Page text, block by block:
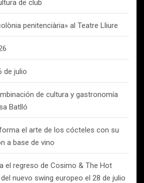
de club
penitenciària» al Teatre Lliure
de julio
de cultura y gastronomía
Batlló
el arte de los cócteles con su
a base de vino
el regreso de Cosimo & The Hot
nuevo swing europeo el 28 de julio